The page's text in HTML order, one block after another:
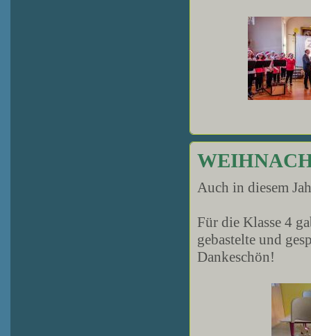
Auch in diesem
Für die Klasse 4
gebastelte und
Dankeschön!